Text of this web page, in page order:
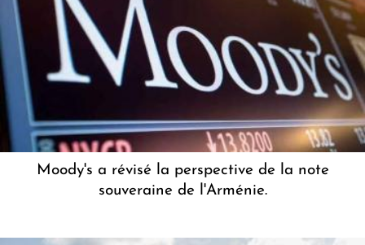
Moody's a révisé la perspective de la note
souveraine de l'Arménie.